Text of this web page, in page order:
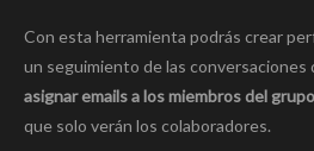
Con esta herramienta podrás crear
un seguimiento de las conversaciones
asignar emails a los miembros del grupo
que solo verán los colaboradores.